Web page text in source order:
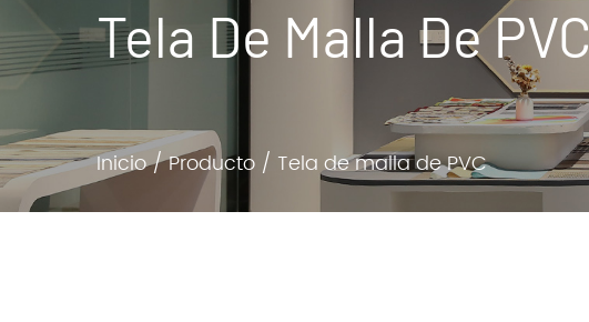
Tela De Malla De PVC
Inicio/Producto / Tela de malla de PVC